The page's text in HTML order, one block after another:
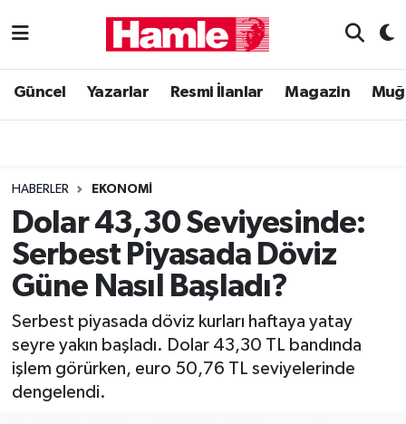
Güncel Yazarlar Resmi İlanlar Magazin
HABERLER EKONOMI
Dolar 43,30 Seviyesinde:
Serbest Piyasada Döviz
Güne Nasıl Başladı?
Serbest piyasada döviz kurları haftaya yatay
seyre yakın başladı. Dolar 43,30 TL bandında
işlem görürken, euro 50,76 TL seviyelerinde
dengelendi.
Güncel
Magazin
Muğla Haber
Siyaset
Muğla Nöbetçi Eczaneler
Muğla Trafik Yoğunluk Haritası
Süper Lig Puan Durumu ve Fikstür
Tüm Manşetler
Son Dakika Haberleri
Haber Arşivi